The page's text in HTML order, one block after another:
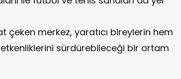
çeken merkez, yaratıcı bireylerin hem
sürdürebileceği bir ortam